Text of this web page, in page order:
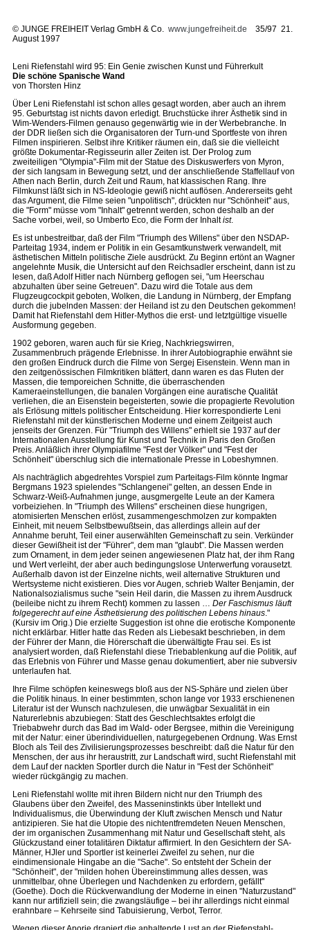
© JUNGE FREIHEIT Verlag GmbH & Co. www.jungefreiheit.de 35/97 21.
August 1997
Leni Riefenstahl wird 95: Ein Genie zwischen Kunst und Führerkult
Die schöne Spanische Wand
von Thorsten Hinz
Über Leni Riefenstahl ist schon alles gesagt worden, aber auch an ihrem
95. Geburtstag ist nichts davon erledigt. Bruchstücke ihrer Ästhetik sind in
Wim-Wenders-Filmen genauso gegenwärtig wie in der Werbebranche. In
der DDR ließen sich die Organisatoren der Turn-und Sportfeste von ihren
Filmen inspirieren. Selbst ihre Kritiker räumen ein, daß sie die vielleicht
größte Dokumentar-Regisseurin aller Zeiten ist. Der Prolog zum
zweiteiligen "Olympia"-Film mit der Statue des Diskuswerfers von Myron,
der sich langsam in Bewegung setzt, und der anschließende Staffellauf von
Athen nach Berlin, durch Zeit und Raum, hat klassischen Rang. Ihre
Filmkunst läßt sich in NS-Ideologie gewiß nicht auflösen. Andererseits geht
das Argument, die Filme seien "unpolitisch", drückten nur "Schönheit" aus,
die "Form" müsse vom "Inhalt" getrennt werden, schon deshalb an der
Sache vorbei, weil, so Umberto Eco, die Form der Inhaltist.
Es ist unbestreitbar, daß der Film "Triumph des Willens" über den NSDAP-
Parteitag 1934, indem er Politik in ein Gesamtkunstwerk verwandelt, mit
ästhetischen Mitteln politische Ziele ausdrückt. Zu Beginn ertönt an Wagner
angelehnte Musik, die Untersicht auf den Reichsadler erscheint, dann ist zu
lesen, daß Adolf Hitler nach Nürnberg geflogen sei, "um Heerschau
abzuhalten über seine Getreuen". Dazu wird die Totale aus dem
Flugzeugcockpit geboten, Wolken, die Landung in Nürnberg, der Empfang
durch die jubelnden Massen: der Heiland ist zu den Deutschen gekommen!
Damit hat Riefenstahl dem Hitler-Mythos die erst- und letztgültige visuelle
Ausformung gegeben.
1902 geboren, waren auch für sie Krieg, Nachkriegswirren,
Zusammenbruch prägende Erlebnisse. In ihrer Autobiographie erwähnt sie
den großen Eindruck durch die Filme von Sergej Eisenstein. Wenn man in
den zeitgenössischen Filmkritiken blättert, dann waren es das Fluten der
Massen, die temporeichen Schnitte, die überraschenden
Kameraeinstellungen, die banalen Vorgängen eine auratische Qualität
verliehen, die an Eisenstein begeisterten, sowie die propagierte Revolution
als Erlösung mittels politischer Entscheidung. Hier korrespondierte Leni
Riefenstahl mit der künstlerischen Moderne und einem Zeitgeist auch
jenseits der Grenzen. Für "Triumph des Willens" erhielt sie 1937 auf der
Internationalen Ausstellung für Kunst und Technik in Paris den Großen
Preis. Anläßlich ihrer Olympiafilme "Fest der Völker" und "Fest der
Schönheit" überschlug sich die internationale Presse in Lobeshymnen.
Als nachträglich abgedrehtes Vorspiel zum Parteitags-Film könnte Ingmar
Bergmans 1923 spielendes "Schlangenei" gelten, an dessen Ende in
Schwarz-Weiß-Aufnahmen junge, ausgmergelte Leute an der Kamera
vorbeiziehen. In "Triumph des Willens" erscheinen diese hungrigen,
atomisierten Menschen erlöst, zusammengeschmolzen zur kompakten
Einheit, mit neuem Selbstbewußtsein, das allerdings allein auf der
Annahme beruht, Teil einer auserwählten Gemeinschaft zu sein. Verkünder
dieser Gewißheit ist der "Führer", dem man "glaubt". Die Massen werden
zum Ornament, in dem jeder seinen angewiesenen Platz hat, der ihm Rang
und Wert verleiht, der aber auch bedingungslose Unterwerfung vorausetzt.
Außerhalb davon ist der Einzelne nichts, weil alternative Strukturen und
Wertsysteme nicht existieren. Dies vor Augen, schrieb Walter Benjamin, der
Nationalsozialismus suche "sein Heil darin, die Massen zu ihrem Ausdruck
(beileibe nicht zu ihrem Recht) kommen zu lassen … Der Faschismus läuft
folgegerecht auf eine Ästhetisierung des politischen Lebens hinaus."
(Kursiv im Orig.) Die erzielte Suggestion ist ohne die erotische Komponente
nicht erklärbar. Hitler hatte das Reden als Liebesakt beschrieben, in dem
der Führer der Mann, die Hörerschaft die überwältigte Frau sei. Es ist
analysiert worden, daß Riefenstahl diese Triebablenkung auf die Politik, auf
das Erlebnis von Führer und Masse genau dokumentiert, aber nie subversiv
unterlaufen hat.
Ihre Filme schöpfen keineswegs bloß aus der NS-Sphäre und zielen über
die Politik hinaus. In einer bestimmten, schon lange vor 1933 erschienenen
Literatur ist der Wunsch nachzulesen, die unwägbar Sexualität in ein
Naturerlebnis abzubiegen: Statt des Geschlechtsaktes erfolgt die
Triebabwehr durch das Bad im Wald- oder Bergsee, mithin die Vereinigung
mit der Natur: einer überindividuellen, naturgegebenen Ordnung. Was Ernst
Bloch als Teil des Zivilisierungsprozesses beschreibt: daß die Natur für den
Menschen, der aus ihr heraustritt, zur Landschaft wird, sucht Riefenstahl mit
dem Lauf der nackten Sportler durch die Natur in "Fest der Schönheit"
wieder rückgängig zu machen.
Leni Riefenstahl wollte mit ihren Bildern nicht nur den Triumph des
Glaubens über den Zweifel, des Masseninstinkts über Intellekt und
Individualismus, die Überwindung der Kluft zwischen Mensch und Natur
antizipieren. Sie hat die Utopie des nichtentfremdeten Neuen Menschen,
der im organischen Zusammenhang mit Natur und Gesellschaft steht, als
Glückzustand einer totalitären Diktatur affirmiert. In den Gesichtern der SA-
Männer, HJler und Sportler ist keinerlei Zweifel zu sehen, nur die
eindimensionale Hingabe an die "Sache". So entsteht der Schein der
"Schönheit", der "milden hohen Übereinstimmung alles dessen, was
unmittelbar, ohne Überlegen und Nachdenken zu erfordern, gefällt"
(Goethe). Doch die Rückverwandlung der Moderne in einen "Naturzustand"
kann nur artifiziell sein; die zwangsläufige – bei ihr allerdings nicht einmal
erahnbare – Kehrseite sind Tabuisierung, Verbot, Terror.